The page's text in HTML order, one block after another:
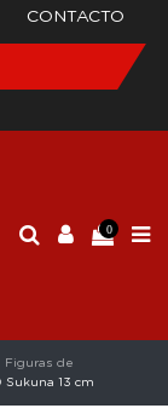
CONTACTO
0
Figuras de
13 cm